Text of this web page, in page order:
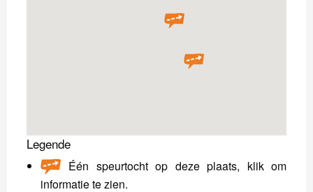
Legende
Één speurtocht op deze plaats, klik om
informatie te zien.